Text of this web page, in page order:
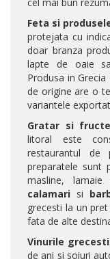
Feta si
protejata cu
doar branza
lapte de oaie
Produsa in
de origine are o
variantele
Gratar si
litoral este
restaurantul
preparatele sunt
masline,
calamari si
grecesti la un
fata de alte
Vinurile grecesti
de ani si soiuri